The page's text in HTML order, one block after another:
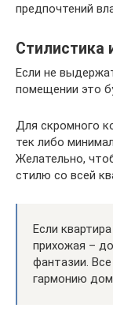
предпочтений
Стилистика
Если не
помещении это
Для скромного
тек либо
Желательно,
стилю со всей
Если
прихожая –
фантазии.
гармонию